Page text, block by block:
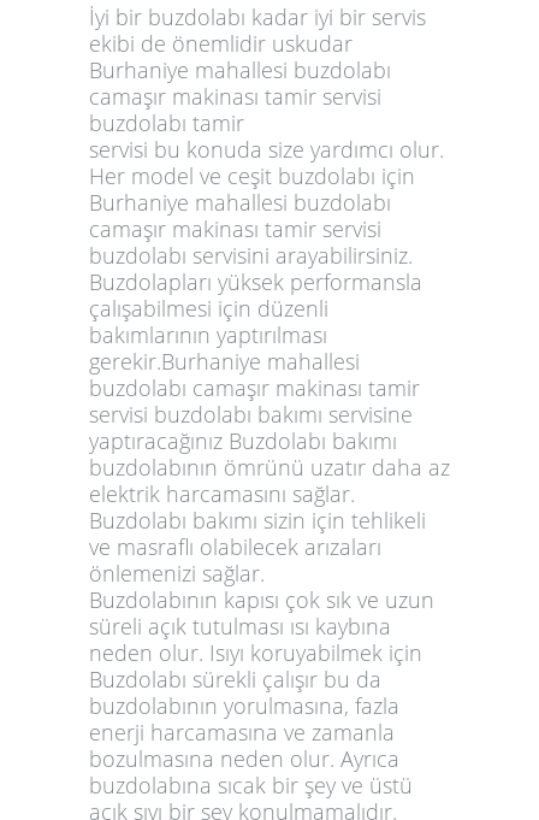
İyi bir buzdolabı kadar iyi bir servis
ekibi de önemlidir uskudar
Burhaniye mahallesi buzdolabı
camaşır makinası tamir servisi
buzdolabı tamir
servisi bu konuda size yardımcı olur.
Her model ve ceşit buzdolabı için
Burhaniye mahallesi buzdolabı
camaşır makinası tamir servisi
buzdolabı servisini arayabilirsiniz.
Buzdolapları yüksek performansla
çalışabilmesi için düzenli
bakımlarının yaptırılması
gerekir.Burhaniye mahallesi
buzdolabı camaşır makinası tamir
servisi buzdolabı bakımı servisine
yaptıracağınız Buzdolabı bakımı
buzdolabının ömrünü uzatır daha az
elektrik harcamasını sağlar.
Buzdolabı bakımı sizin için tehlikeli
ve masraflı olabilecek arızaları
önlemenizi sağlar.
Buzdolabının kapısı çok sık ve uzun
süreli açık tutulması ısı kaybına
neden olur. Isıyı koruyabilmek için
Buzdolabı sürekli çalışır bu da
buzdolabının yorulmasına, fazla
enerji harcamasına ve zamanla
bozulmasına neden olur. Ayrıca
buzdolabına sıcak bir şey ve üstü
açık sıvı bir şey konulmamalıdır.